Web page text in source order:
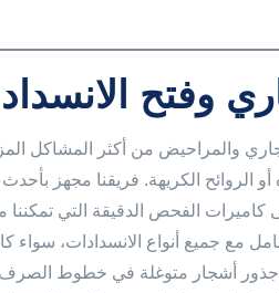
وفتح
والمراحيض من أكثر المشاكل
أو الروائح الكريهة. فريقنا مجهز
كاميرات الفحص الدقيقة التي
مع جميع أنواع الانسدادات،
أشجار متوغلة في خطوط الصرف